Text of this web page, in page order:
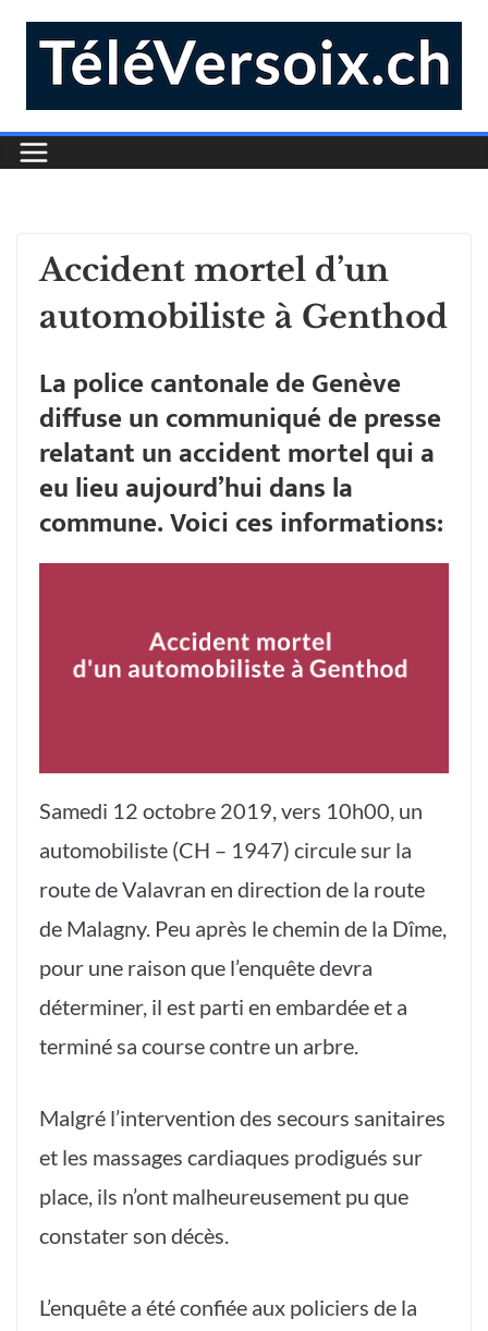
Accident mortel d’un
automobiliste à Genthod
La police cantonale de Genève
diffuse un communiqué de presse
relatant un accident mortel qui a
eu lieu aujourd’hui dans la
commune. Voici ces informations:
Samedi 12 octobre 2019, vers 10h00, un
automobiliste (CH – 1947) circule sur la
route de Valavran en direction de la route
de Malagny. Peu après le chemin de la Dîme,
pour une raison que l’enquête devra
déterminer, il est parti en embardée et a
terminé sa course contre un arbre.
Malgré l’intervention des secours sanitaires
et les massages cardiaques prodigués sur
place, ils n’ont malheureusement pu que
constater son décès.
L’enquête a été confiée aux policiers de la